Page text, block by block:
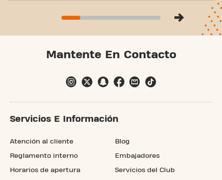
Mantente En Contacto
Servicios E Información
Atención al cliente
Reglamento interno
Horarios de apertura
Blog
Embajadores
Servicios del Club